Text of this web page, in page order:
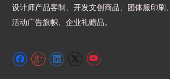
设计师产品客制、开发文创商品、团体服印刷、
活动广告旗帜、 企业礼赠品。